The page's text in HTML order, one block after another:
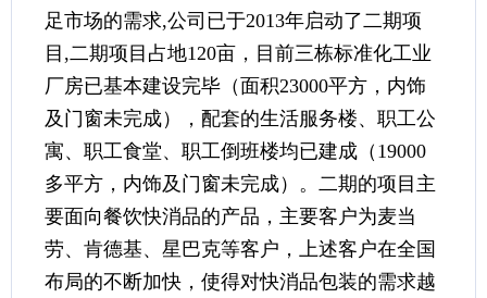
足市场的需求,公司已于2013年启动了二期项
目,二期项目占地120亩，目前三栋标准化工业
厂房已基本建设完毕（面积23000平方，内饰
及门窗未完成），配套的生活服务楼、职工公
寓、职工食堂、职工倒班楼均已建成（19000
多平方，内饰及门窗未完成）。二期的项目主
要面向餐饮快消品的产品，主要客户为麦当
劳、肯德基、星巴克等客户，上述客户在全国
布局的不断加快，使得对快消品包装的需求越